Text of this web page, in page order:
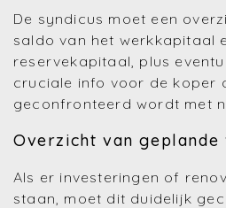
De syndicus moet een
saldo van het werkkapitaal
reservekapitaal, plus
cruciale info voor de koper
geconfronteerd wordt met
Overzicht van geplande
Als er investeringen of
staan, moet dit duidelijk